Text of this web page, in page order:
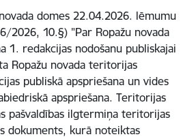
domes 22.04.2026. lēmumu
2026, 10.§) "Par Ropažu novada
1. redakcijas nodošanu publiskajai
Ropažu novada teritorijas
publiskā apspriešana un vides
apspriešana. Teritorijas
pašvaldības ilgtermiņa teritorijas
dokuments, kurā noteiktas